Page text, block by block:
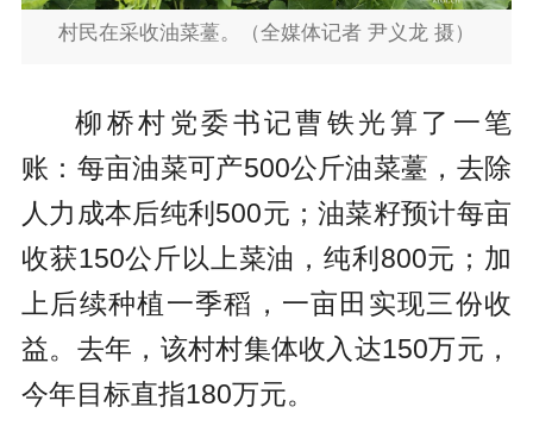
村民在采收油菜薹。（全媒体记者 尹义龙 摄）
柳桥村党委书记曹铁光算了一笔
账：每亩油菜可产500公斤油菜薹，去除
人力成本后纯利500元；油菜籽预计每亩
收获150公斤以上菜油，纯利800元；加
上后续种植一季稻，一亩田实现三份收
益。去年，该村村集体收入达150万元，
今年目标直指180万元。